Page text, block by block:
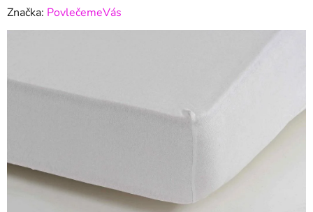
Značka: PovlečemeVás